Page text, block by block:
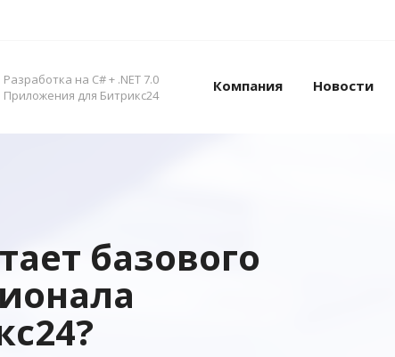
Разработка на C# + .NET 7.0
Приложения для Битрикс24
Компания Новости
базового